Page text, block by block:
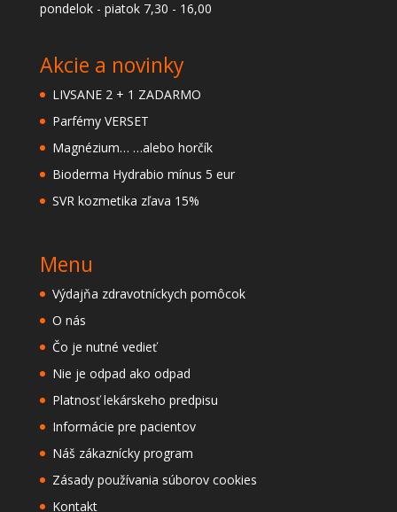
pondelok - piatok 7,30 - 16,00
Akcie a novinky
LIVSANE 2 + 1 ZADARMO
Parfémy VERSET
Magnézium… …alebo horčík
Bioderma Hydrabio mínus 5 eur
SVR kozmetika zľava 15%
Menu
Výdajňa zdravotníckych pomôcok
O nás
Čo je nutné vedieť
Nie je odpad ako odpad
Platnosť lekárskeho predpisu
Informácie pre pacientov
Náš zákaznícky program
Zásady používania súborov cookies
Kontakt